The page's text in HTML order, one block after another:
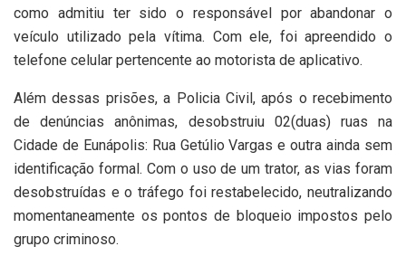
como admitiu ter sido o responsável por abandonar o
veículo utilizado pela vítima. Com ele, foi apreendido o
telefone celular pertencente ao motorista de aplicativo.
Além dessas prisões, a Policia Civil, após o recebimento
de denúncias anônimas, desobstruiu 02(duas) ruas na
Cidade de Eunápolis: Rua Getúlio Vargas e outra ainda sem
identificação formal. Com o uso de um trator, as vias foram
desobstruídas e o tráfego foi restabelecido, neutralizando
momentaneamente os pontos de bloqueio impostos pelo
grupo criminoso.